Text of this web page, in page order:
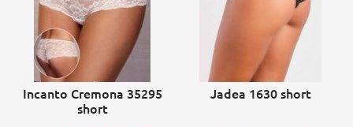
Incanto Cremona 35295
short
Jadea 1630 short